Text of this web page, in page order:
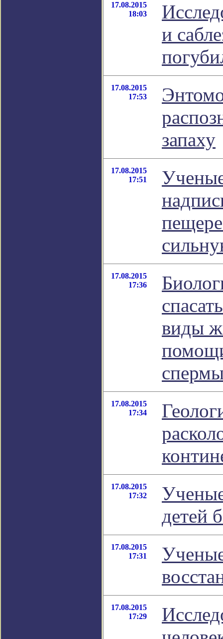
17.08.2015
18:03
и
17.08.2015
17:53
запаху
17.08.2015
17:51
17.08.2015
17:36
виды
17.08.2015
17:34
17.08.2015
17:32
детей
17.08.2015
17:31
17.08.2015
17:29